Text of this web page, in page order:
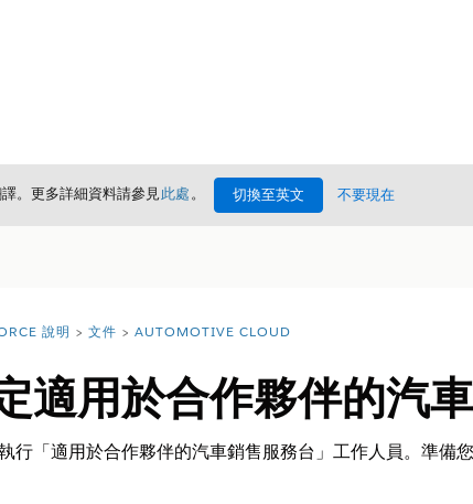
。更多詳細資料請參見此處。 切換至英文 不要現在
處：說明 文件 AUTOMOTIVE CLOUD
適用於合作夥伴的汽
行「適用於合作夥伴的汽車銷售服務台」工作人員。準備